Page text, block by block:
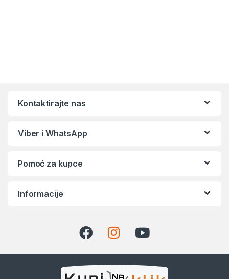
Kontaktirajte nas
Viber i WhatsApp
Pomoć za kupce
Informacije